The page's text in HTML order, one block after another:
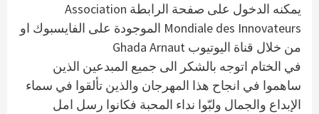
يمكنه الدخول على صفحة الرابطة Association
Mondiale des Innovateurs الموجودة على الفايسبوك او
من خلال قناة اليوتيوب Ghada Arnaut
في الختام اتوجه بالشكر الى جميع المبدعين الذين
ساهموا في انجاح هذا المهرجان والذين تألقوا في سماء
الإبداع والجمال ولبّوا نداء المحبة فكانوا رسل امل